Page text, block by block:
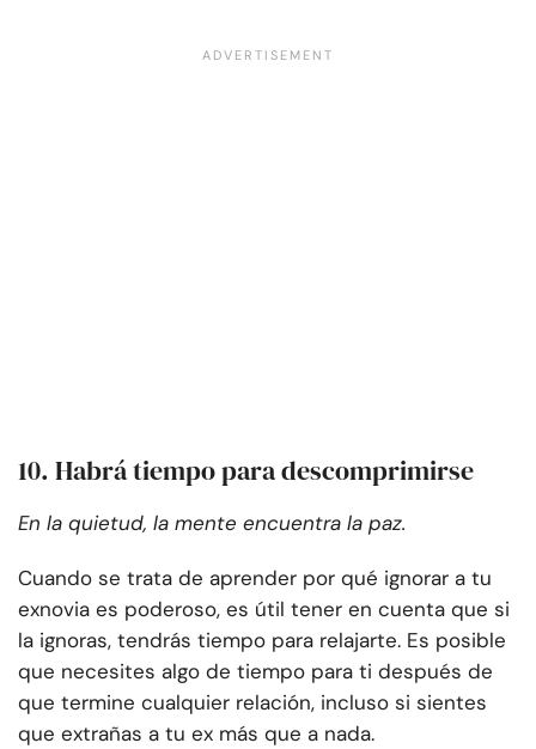
10. Habrá tiempo para descomprimirse
En la quietud, la mente encuentra la paz.
Cuando se trata de aprender por qué ignorar a tu
exnovia es poderoso, es útil tener en cuenta que si
la ignoras, tendrás tiempo para relajarte. Es posible
que necesites algo de tiempo para ti después de
que termine cualquier relación, incluso si sientes
que extrañas a tu ex más que a nada.